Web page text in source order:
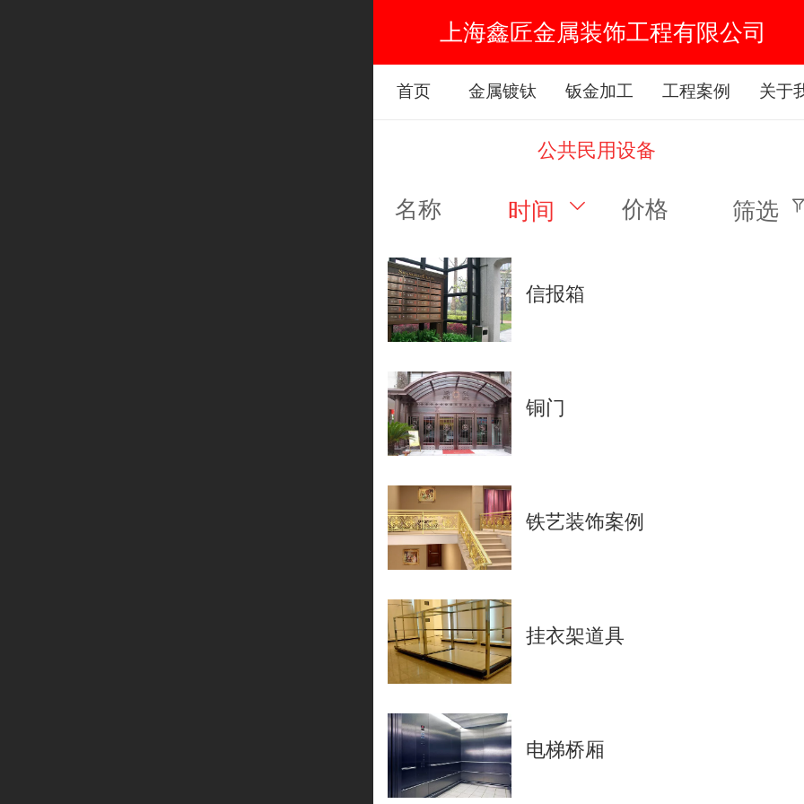
上海鑫匠金属装饰工程有限公司
首页 金属镀钛 钣金加工 工程案例 关于
公共民用设备
名称 时间 价格 筛选
信报箱
铜门
铁艺装饰案例
挂衣架道具
电梯桥厢